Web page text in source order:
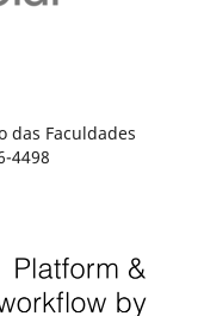
das Faculdades
4498